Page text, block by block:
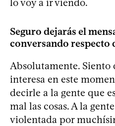
lo voy a ir viendo.
Seguro dejarás el
conversando respecto
Absolutamente. Siento
interesa en este
decirle a la gente que
mal las cosas. A la
violentada por